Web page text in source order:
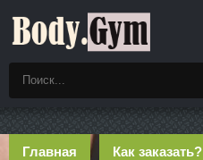
Главная Как заказать?